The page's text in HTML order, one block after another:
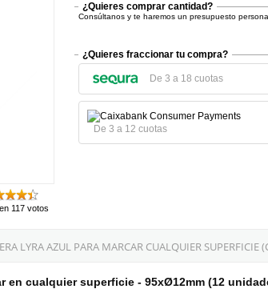
117 votos
¿Quieres comprar cantidad?
Consúltanos y te haremos un presupuesto
¿Quieres fraccionar tu compra?
De 3 a 18 cuotas
De 3 a 12 cuotas
LYRA AZUL PARA MARCAR CUALQUIER SUPERFICIE
en cualquier superficie - 95xØ12mm (12